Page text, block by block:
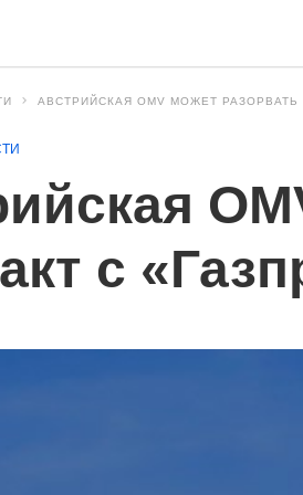
АВСТРИЙСКАЯ OMV МОЖЕТ
с